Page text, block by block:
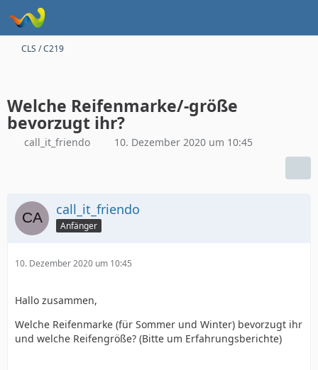
CLS / C219
Welche Reifenmarke/-größe
bevorzugt ihr?
call_it_friendo 10. Dezember 2020 um 10:45
call_it_friendo
Anfänger
10. Dezember 2020 um 10:45
Hallo zusammen,
Welche Reifenmarke (für Sommer und Winter) bevorzugt ihr
und welche Reifengröße? (Bitte um Erfahrungsberichte)